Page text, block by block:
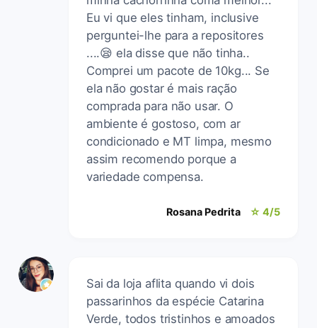
Eu vi que eles tinham, inclusive
perguntei-lhe para a repositores
....😪 ela disse que não tinha..
Comprei um pacote de 10kg... Se
ela não gostar é mais ração
comprada para não usar. O
ambiente é gostoso, com ar
condicionado e MT limpa, mesmo
assim recomendo porque a
variedade compensa.
Rosana Pedrita ☆ 4/5
Sai da loja aflita quando vi dois
passarinhos da espécie Catarina
Verde, todos tristinhos e amoados